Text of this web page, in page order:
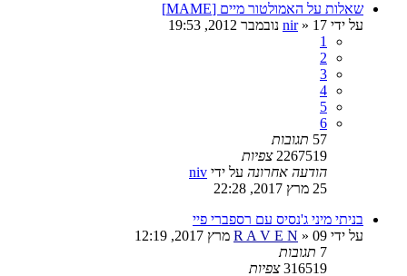
שאלות על האמולטור מיים [MAME]
על ידי
nir» 17 נובמבר 2012, 19:53
1
2
3
4
5
6
57 תגובות
2267519 צפיות
הודעה אחרונה על ידי niv
25 מרץ 2017, 22:28
בניתי מיני ג'נסיס עם רספברי פיי
על ידי
R A V E N » 09 מרץ 2017, 12:19
7 תגובות
316519 צפיות